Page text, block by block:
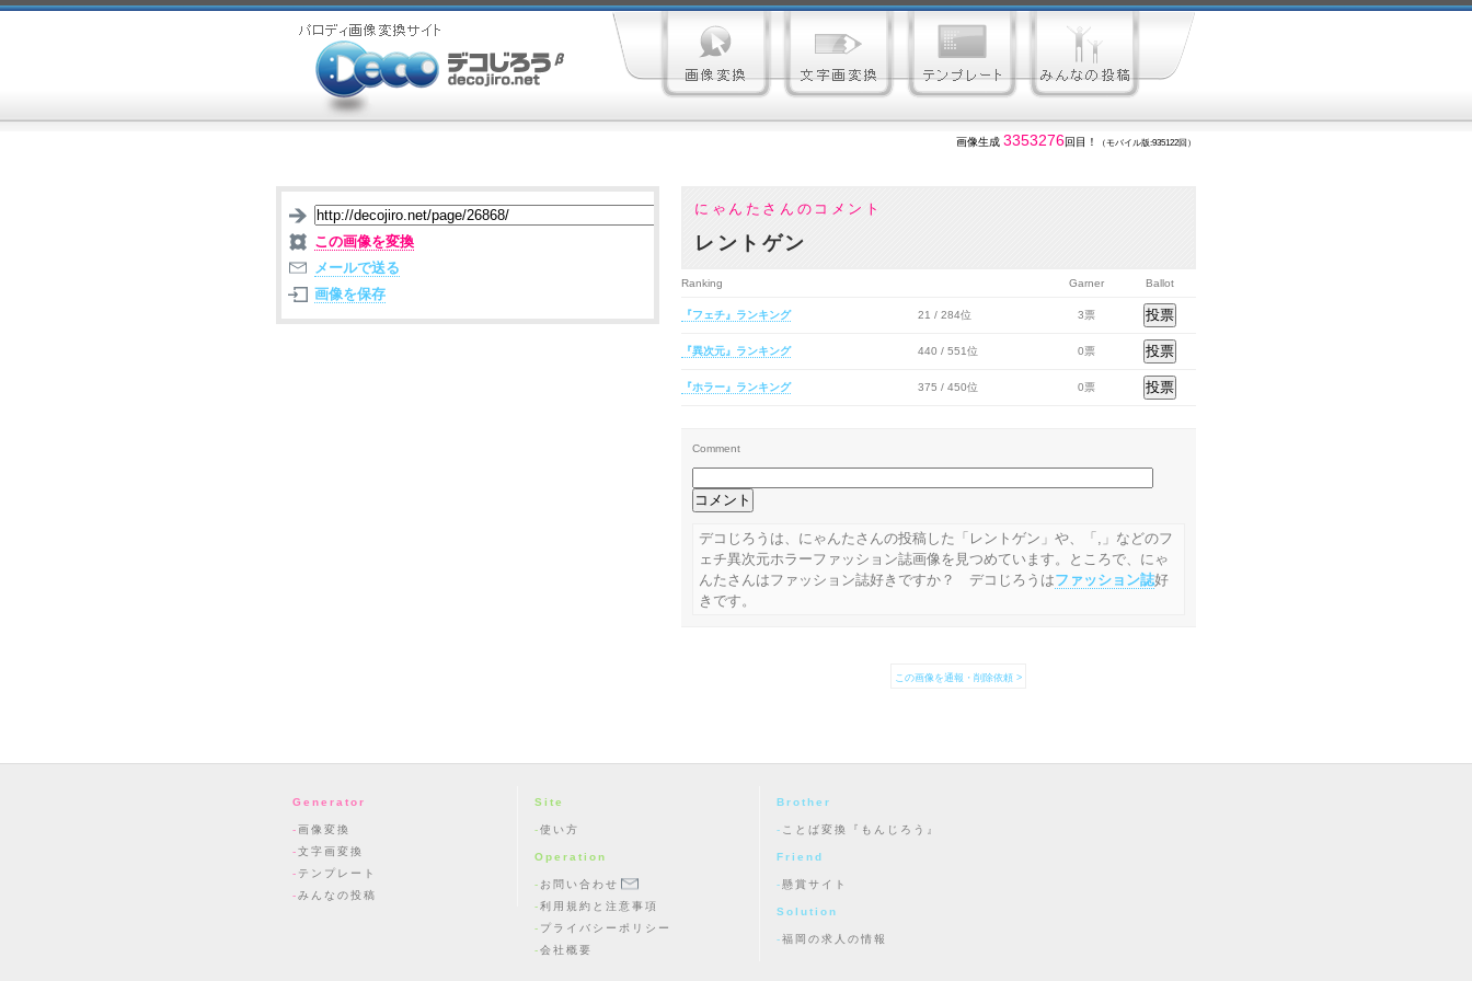
画像生成 3353276回目！ （モバイル版:935122回）
にゃんたさんのコメント
レントゲン
この画像を変換
メールで送る
画像を保存
Ranking Garner Ballot
『フェチ』ランキング 21 / 284位 3票
『異次元』ランキング 440 / 551位 0票
『ホラー』ランキング 375 / 450位 0票
Comment
デコじろうは、にゃんたさんの投稿した「レントゲン」や、「,」などのフ
ェチ異次元ホラーファッション誌画像を見つめています。ところで、にゃ
んたさんはファッション誌好きですか？ デコじろうはファッション誌好
きです。
この画像を通報・削除依頼 >
Generator
画像変換
文字画変換
テンプレート
みんなの投稿
Site
使い方
Operation
お問い合わせ
利用規約と注意事項
プライバシーポリシー
会社概要
Brother
ことば変換『もんじろう』
Friend
懸賞サイト
Solution
福岡の求人の情報